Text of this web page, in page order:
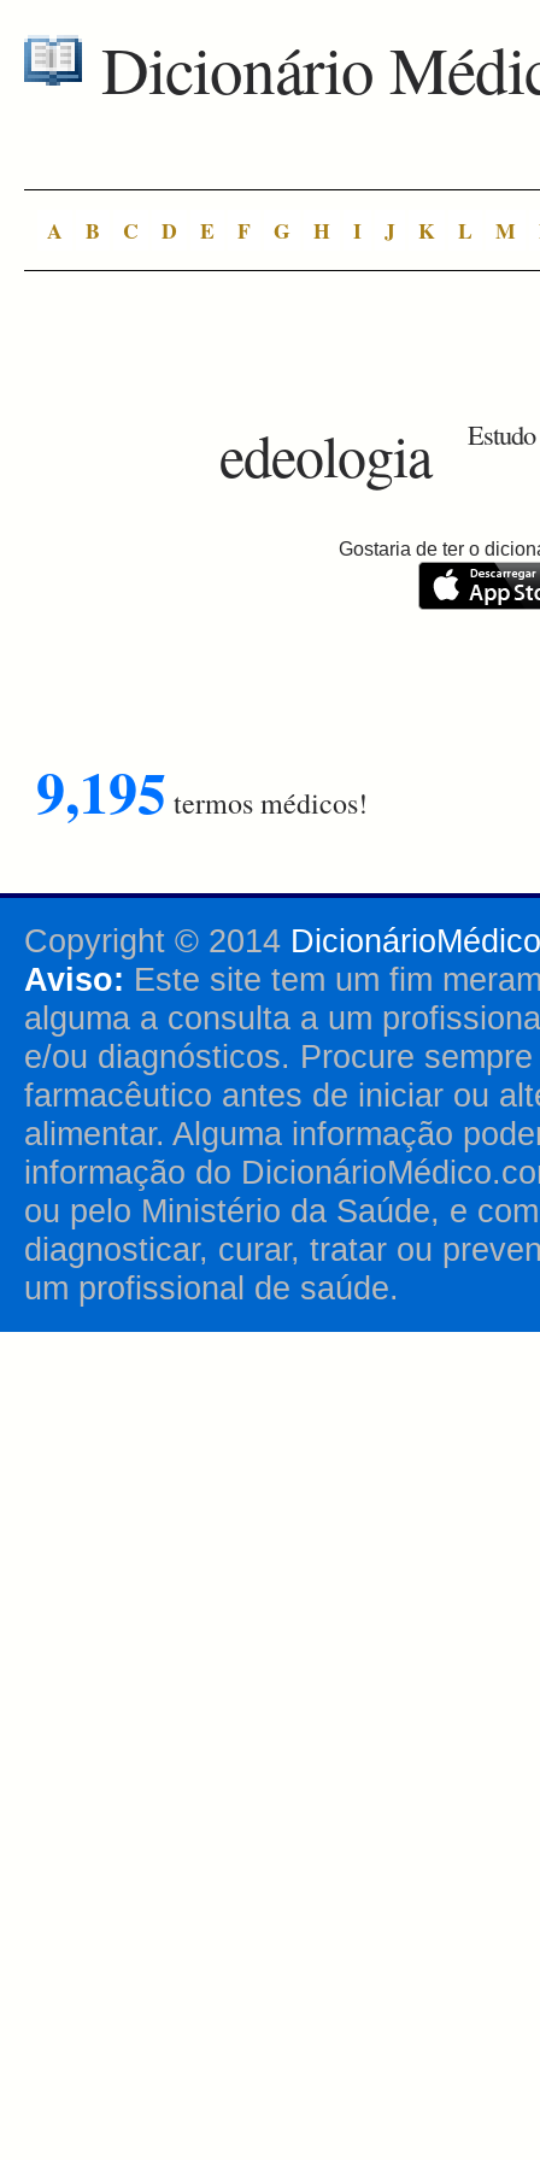
Dicionário
A B C D E F G H I J K L M
edeologia
Gostaria de ter o
9,195 termos médicos!
Copyright © 2014
Aviso: Este site tem um fim
alguma a consulta a um
e/ou diagnósticos. Procure
farmacêutico antes de iniciar ou
alimentar. Alguma informação
informação do
ou pelo Ministério da Saúde, e
diagnosticar, curar, tratar ou
um profissional de saúde.